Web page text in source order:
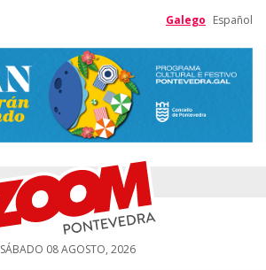
Galego Español
SÁBADO 08 AGOSTO, 2026